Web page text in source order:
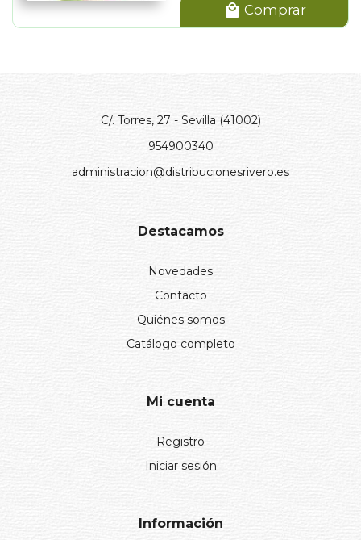
Comprar
C/. Torres, 27 - Sevilla (41002)
954900340
administracion@distribucionesrivero.es
Destacamos
Novedades
Contacto
Quiénes somos
Catálogo completo
Mi cuenta
Registro
Iniciar sesión
Información